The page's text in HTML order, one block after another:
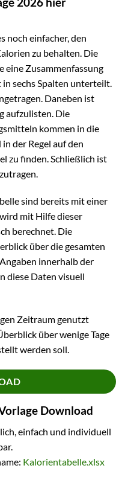
noch einfacher, den
zu behalten. Die
eine Zusammenfassung
sechs Spalten unterteilt.
Daneben ist
aufzulisten. Die
kommen in die
der Regel auf den
zu finden. Schließlich ist
sind bereits mit einer
mit Hilfe dieser
berechnet. Die
über die gesamten
innerhalb der
diese Daten visuell
Zeitraum genutzt
über wenige Tage
werden soll.
Download
einfach und individuell
Kalorientabelle.xlsx